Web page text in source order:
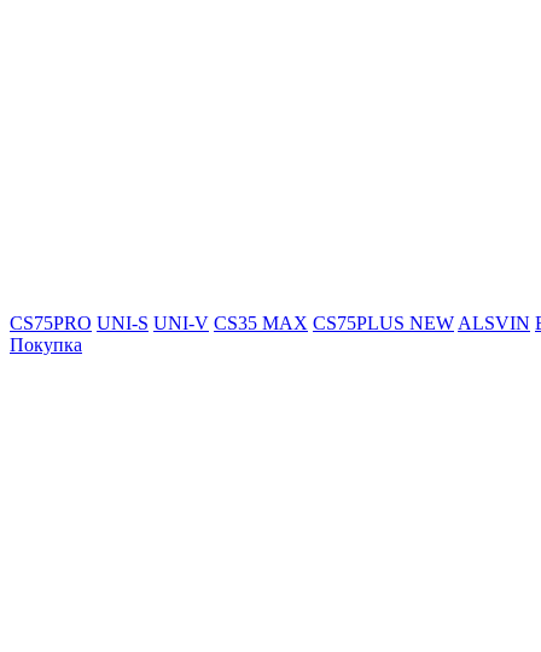
CS75PRO UNI-S UNI-V CS35 MAX CS75PLUS NEW ALSVIN
Покупка